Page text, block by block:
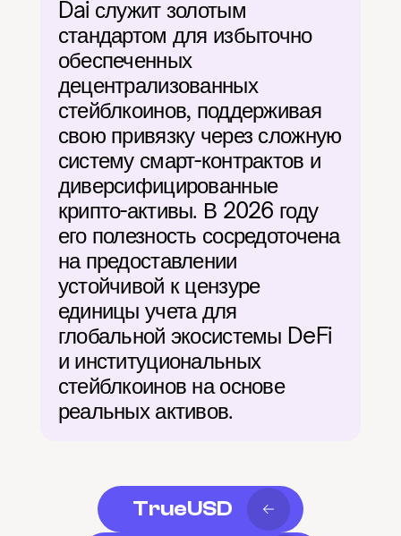
Dai служит золотым
стандартом для избыточно
обеспеченных
децентрализованных
стейблкоинов, поддерживая
свою привязку через сложную
систему смарт-контрактов и
диверсифицированные
крипто-активы. В 2026 году
его полезность сосредоточена
на предоставлении
устойчивой к цензуре
единицы учета для
глобальной экосистемы DeFi
и институциональных
стейблкоинов на основе
реальных активов.
TrueUSD